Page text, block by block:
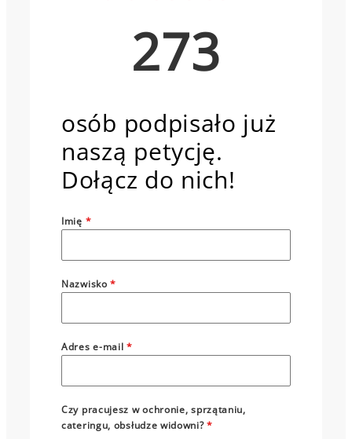
273
osób podpisało już
naszą petycję.
Dołącz do nich!
Imię *
Nazwisko*
Adres e-mail*
Czy pracujesz w ochronie, sprzątaniu,
cateringu, obsłudze widowni?*